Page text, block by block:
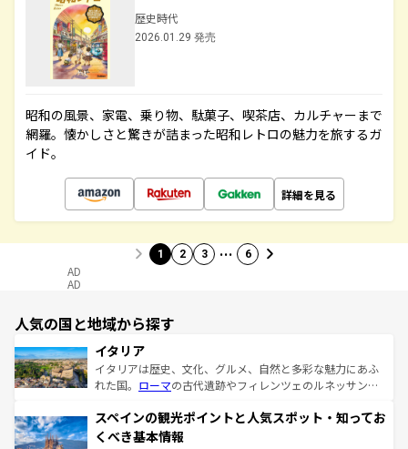
歴史時代
2026.01.29 発売
昭和の風景、家電、乗り物、駄菓子、喫茶店、カルチャーまで
網羅。懐かしさと驚きが詰まった昭和レトロの魅力を旅するガ
イド。
詳細を見る
1 2 3 … 6
AD
AD
人気の国と地域から探す
イタリア
イタリアは歴史、文化、グルメ、自然と多彩な魅力にあふ
れた国。 ローマの古代遺跡やフィレンツェのルネッサンス
ろん、トスカーナの美しい田園風景やアマルフィ海岸の絶
景など、自然景観も見逃せない。観光の合間には、本場の
スペインの観光ポイントと人気スポット・知ってお
くべき基本情報